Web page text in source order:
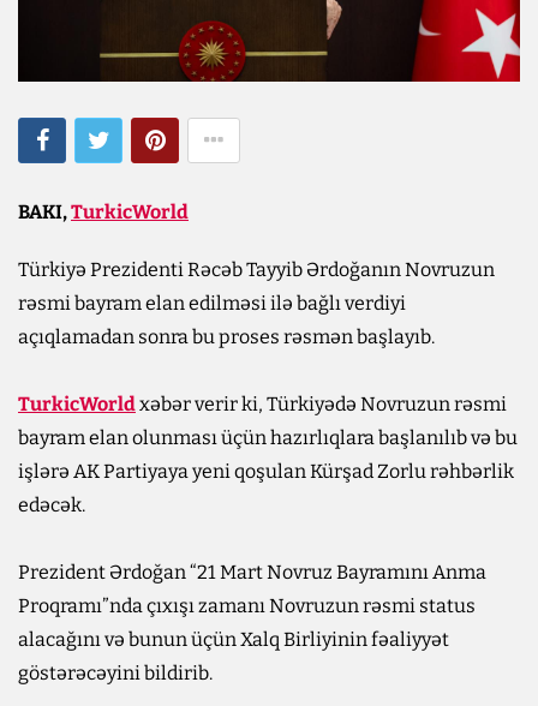
BAKI,TurkicWorld
Türkiyə Prezidenti Rəcəb Tayyib Ərdoğanın Novruzun
rəsmi bayram elan edilməsi ilə bağlı verdiyi
açıqlamadan sonra bu proses rəsmən başlayıb.
TurkicWorldxəbər verir ki, Türkiyədə Novruzun rəsmi
bayram elan olunması üçün hazırlıqlara başlanılıb və bu
işlərə AK Partiyaya yeni qoşulan Kürşad Zorlu rəhbərlik
edəcək.
Prezident Ərdoğan “21 Mart Novruz Bayramını Anma
Proqramı”nda çıxışı zamanı Novruzun rəsmi status
alacağını və bunun üçün Xalq Birliyinin fəaliyyət
göstərəcəyini bildirib.